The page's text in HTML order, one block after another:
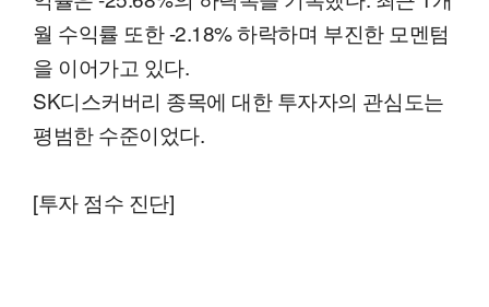
월 수익률 또한 -2.18% 하락하며 부진한 모멘텀
을 이어가고 있다.
SK디스커버리 종목에 대한 투자자의 관심도는
평범한 수준이었다.
[투자 점수 진단]